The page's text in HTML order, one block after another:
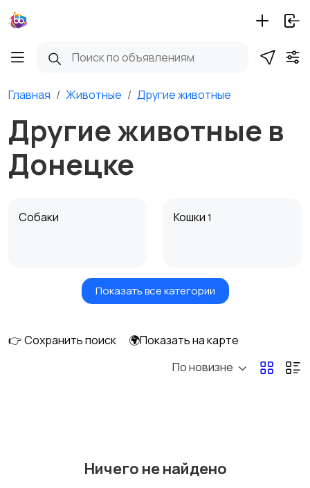
Главная Животные Другие животные
Другие животные в
Донецке
Собаки Кошки 1
Грызуны
С/х животные
Показать все категории
👉 Сохранить поиск
🌍Показать на карте
По новизне
Ничего не найдено